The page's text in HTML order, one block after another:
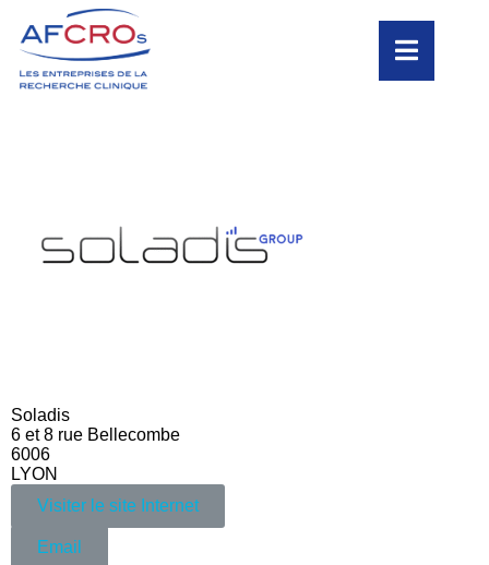
Soladis
6 et 8 rue Bellecombe
6006
LYON
Visiter le site Internet
Email